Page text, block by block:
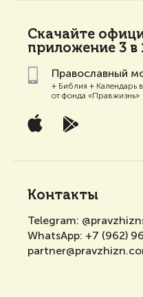
Скачайте
приложение 3 в
Православный
+ Библия + Календарь
от фонда «Правжизнь»
Контакты
Telegram:
WhatsApp: +7 (962)